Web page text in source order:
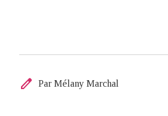
edit Par Mélany Marchal